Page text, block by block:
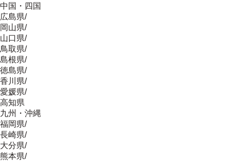
中国・四国
広島県/
岡山県/
山口県/
鳥取県/
島根県/
徳島県/
香川県/
愛媛県/
高知県
九州・沖縄
福岡県/
長崎県/
大分県/
熊本県/